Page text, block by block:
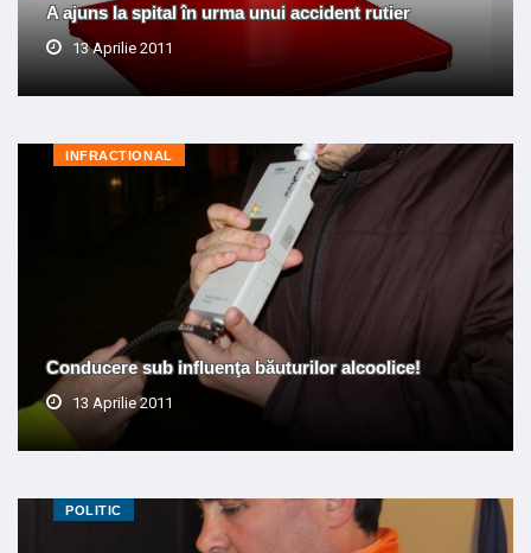
A ajuns la spital în urma unui accident rutier
13 Aprilie 2011
INFRACTIONAL
Conducere sub influenţa băuturilor alcoolice!
13 Aprilie 2011
POLITIC